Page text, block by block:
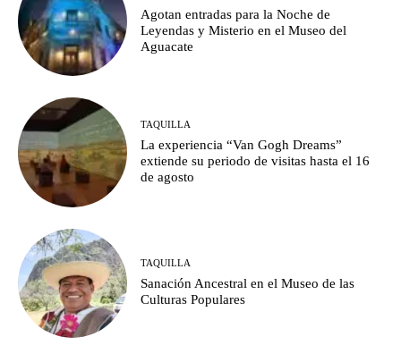
Agotan entradas para la Noche de
Leyendas y Misterio en el Museo del
Aguacate
TAQUILLA
La experiencia “Van Gogh Dreams”
extiende su periodo de visitas hasta el 16
de agosto
TAQUILLA
Sanación Ancestral en el Museo de las
Culturas Populares